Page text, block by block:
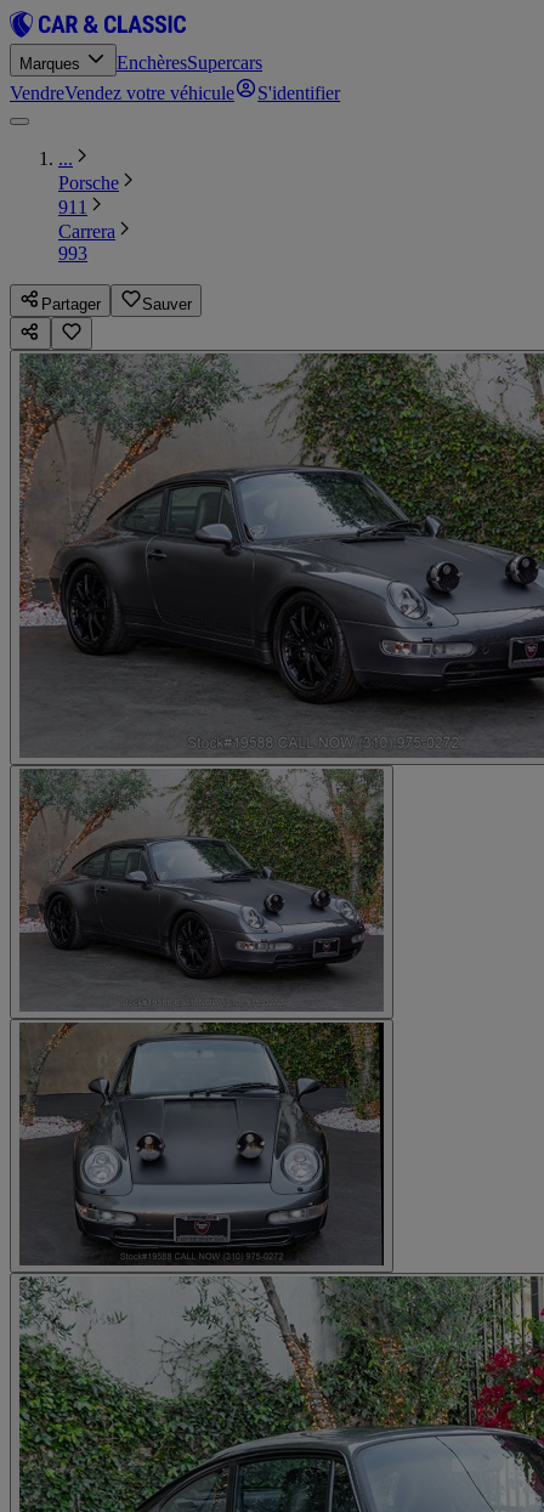
Marques EnchèresSupercars
VendreVendez votre véhicule S'identifier
...
Porsche
911
Carrera
993
Partager Sauver